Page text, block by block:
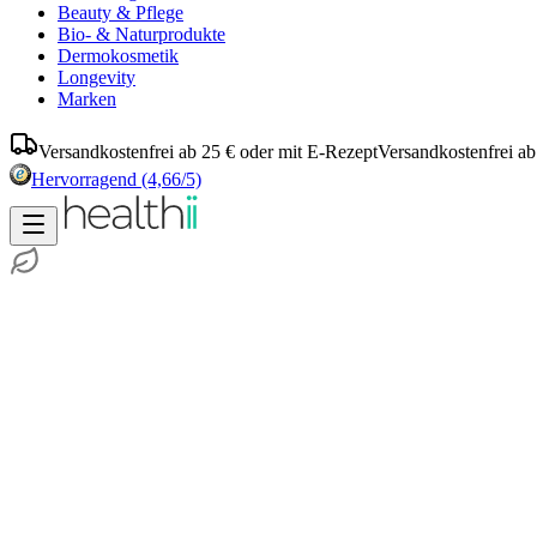
Beauty & Pflege
Bio- & Naturprodukte
Dermokosmetik
Longevity
Marken
Versandkostenfrei ab 25 € oder mit E-RezeptVersandkostenfrei
Hervorragend (4,66/5)